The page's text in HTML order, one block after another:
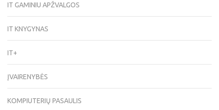
IT GAMINIU APŽVALGOS
IT KNYGYNAS
IT+
ĮVAIRENYBĖS
KOMPIUTERIŲ PASAULIS